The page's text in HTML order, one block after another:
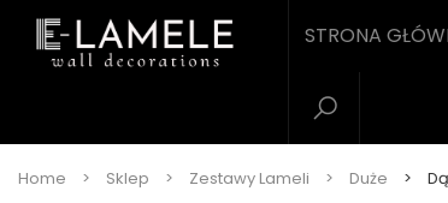
STRONA
Home > Sklep > Zestawy Lameli > Duże >